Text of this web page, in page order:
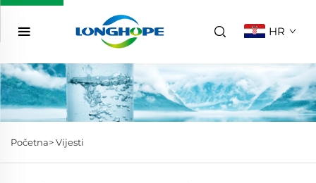
HR
Početna>Vijesti